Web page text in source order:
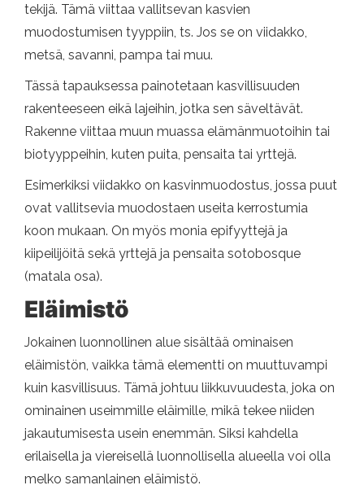
tekijä. Tämä viittaa vallitsevan kasvien
muodostumisen tyyppiin, ts. Jos se on viidakko,
metsä, savanni, pampa tai muu.
Tässä tapauksessa painotetaan kasvillisuuden
rakenteeseen eikä lajeihin, jotka sen säveltävät.
Rakenne viittaa muun muassa elämänmuotoihin tai
biotyyppeihin, kuten puita, pensaita tai yrttejä.
Esimerkiksi viidakko on kasvinmuodostus, jossa puut
ovat vallitsevia muodostaen useita kerrostumia
koon mukaan. On myös monia epifyyttejä ja
kiipeilijöitä sekä yrttejä ja pensaita sotobosque
(matala osa).
Eläimistö
Jokainen luonnollinen alue sisältää ominaisen
eläimistön, vaikka tämä elementti on muuttuvampi
kuin kasvillisuus. Tämä johtuu liikkuvuudesta, joka on
ominainen useimmille eläimille, mikä tekee niiden
jakautumisesta usein enemmän. Siksi kahdella
erilaisella ja viereisellä luonnollisella alueella voi olla
melko samanlainen eläimistö.